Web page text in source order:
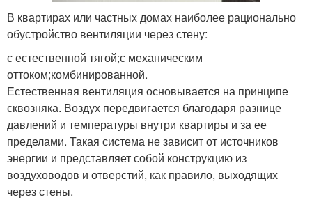
В квартирах или частных домах наиболее рационально
обустройство вентиляции через стену:
с естественной тягой;с механическим
оттоком;комбинированной.
Естественная вентиляция основывается на принципе
сквозняка. Воздух передвигается благодаря разнице
давлений и температуры внутри квартиры и за ее
пределами. Такая система не зависит от источников
энергии и представляет собой конструкцию из
воздуховодов и отверстий, как правило, выходящих
через стены.